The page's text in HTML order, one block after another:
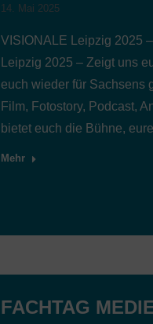
14. Mai 2025
VISIONALE Leipzig 2025
Leipzig 2025 – Zeigt uns
euch wieder für Sachsens
Film, Fotostory, Podcast,
bietet euch die Bühne,
Mehr
FACHTAG